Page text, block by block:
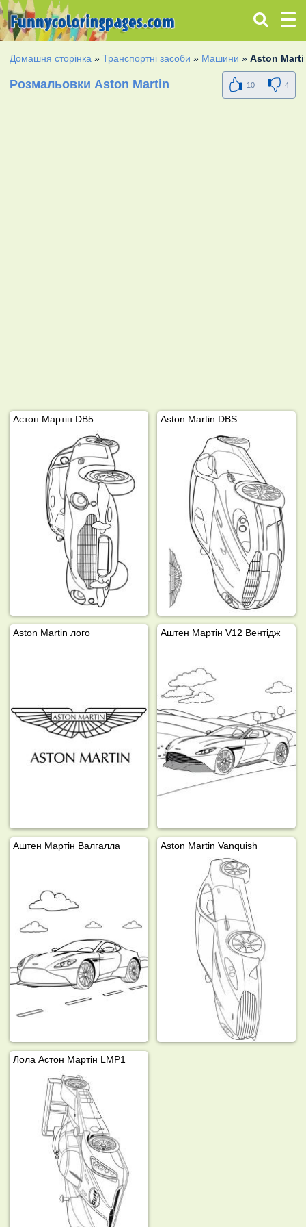
Домашня сторінка »Транспортні засоби » Машини »Aston
Розмальовки Aston Martin 10 4
Астон Мартін DB5 Aston Martin DBS
Aston Martin лого Аштен Мартін V12 Вентідж
Аштен Мартін Валгалла Aston Martin Vanquish
Лола Астон Мартін LMP1